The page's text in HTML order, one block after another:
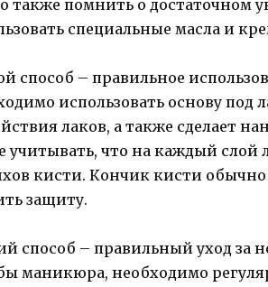
также помнить о достаточном
специальные масла и
способ – правильное
использовать основу под
лаков, а также сделает
учитывать, что на каждый слой
кисти. Кончик кисти обычно
защиту.
способ – правильный уход за
маникюра, необходимо